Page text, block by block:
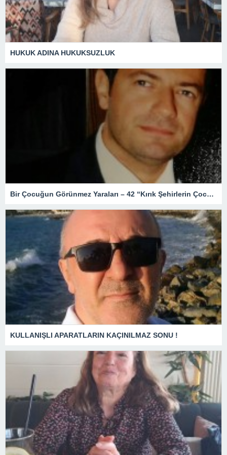
HUKUK ADINA HUKUKSUZLUK
Bir Çocuğun Görünmez Yaraları – 42 “Kırık Şehirlerin Çocukları”
KULLANIŞLI APARATLARIN KAÇINILMAZ SONU !